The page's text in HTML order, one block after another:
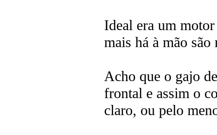
Ideal era um
mais há à mão
Acho que o gajo
frontal e assim o
claro, ou pelo